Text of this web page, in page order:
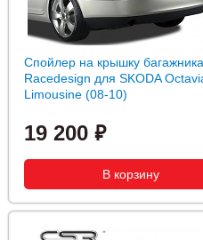
Спойлер на крышку
Racedesign для SKODA
Limousine (08-10)
19 200